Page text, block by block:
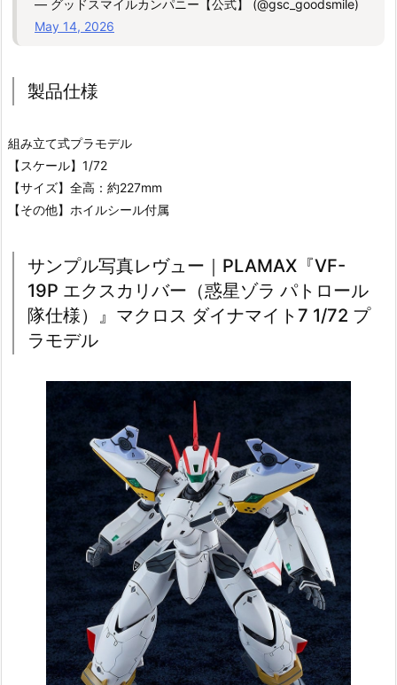
— グッドスマイルカンパニー【公式】 (@gsc_goodsmile)
May 14, 2026
製品仕様
組み立て式プラモデル
【スケール】1/72
【サイズ】全高：約227mm
【その他】ホイルシール付属
サンプル写真レヴュー｜PLAMAX『VF-
19P エクスカリバー（惑星ゾラ パトロール
隊仕様）』マクロス ダイナマイト7 1/72 プ
ラモデル